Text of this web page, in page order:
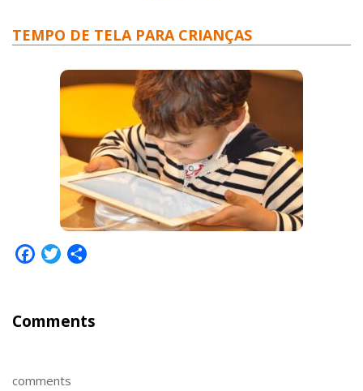
TEMPO DE TELA PARA CRIANÇAS
Facebook
Twitter
Comments
comments